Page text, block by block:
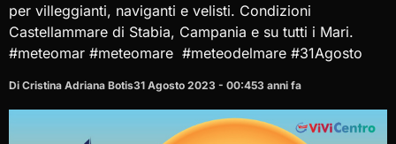
per villeggianti, naviganti e velisti. Condizioni
Castellammare di Stabia, Campania e su tutti i Mari.
#meteomar #meteomare #meteodelmare #31Agosto
Di Cristina Adriana Botis31 Agosto 2023 - 00:453 anni fa